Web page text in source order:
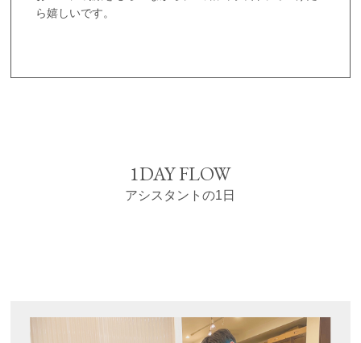
ら嬉しいです。
1DAY FLOW
アシスタントの1日